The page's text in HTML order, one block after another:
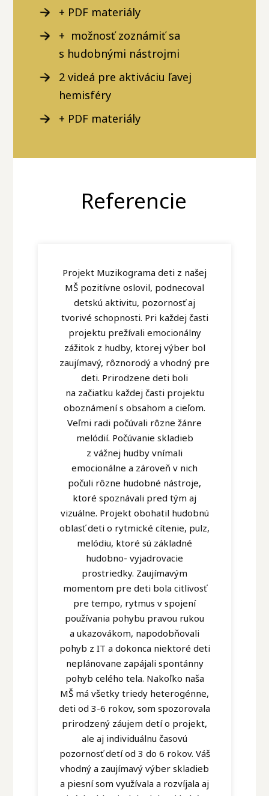
+ PDF materiály
+ možnosť zoznámiť sa
s hudobnými nástrojmi
2 videá pre aktiváciu ľavej
hemisféry
+ PDF materiály
Referencie
Projekt Muzikograma deti z našej
MŠ pozitívne oslovil, podnecoval
detskú aktivitu, pozornosť aj
tvorivé schopnosti. Pri každej časti
projektu prežívali emocionálny
zážitok z hudby, ktorej výber bol
zaujímavý, rôznorodý a vhodný pre
deti. Prirodzene deti boli
na začiatku každej časti projektu
oboznámení s obsahom a cieľom.
Veľmi radi počúvali rôzne žánre
melódií. Počúvanie skladieb
z vážnej hudby vnímali
emocionálne a zároveň v nich
počuli rôzne hudobné nástroje,
ktoré spoznávali pred tým aj
vizuálne. Projekt obohatil hudobnú
oblasť deti o rytmické cítenie, pulz,
melódiu, ktoré sú základné
hudobno- vyjadrovacie
prostriedky. Zaujímavým
momentom pre deti bola citlivosť
pre tempo, rytmus v spojení
používania pohybu pravou rukou
a ukazovákom, napodobňovali
pohyb z IT a dokonca niektoré deti
neplánovane zapájali spontánny
pohyb celého tela. Nakoľko naša
MŠ má všetky triedy heterogénne,
deti od 3-6 rokov, som spozorovala
prirodzený záujem detí o projekt,
ale aj individuálnu časovú
pozornosť detí od 3 do 6 rokov. Váš
vhodný a zaujímavý výber skladieb
a piesní som využívala a rozvíjala aj